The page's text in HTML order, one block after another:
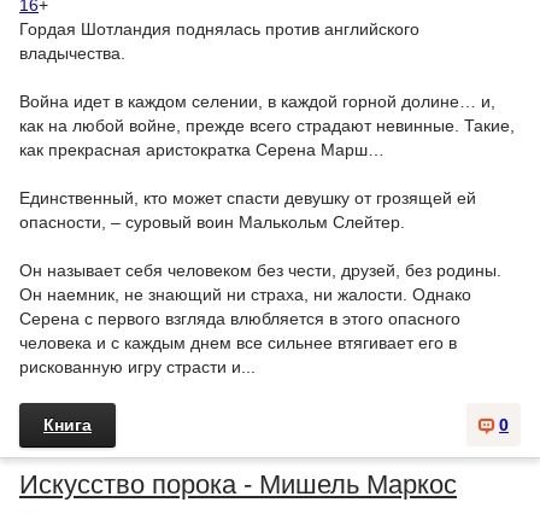
16+
Гордая Шотландия поднялась против английского
владычества.
Война идет в каждом селении, в каждой горной долине… и,
как на любой войне, прежде всего страдают невинные. Такие,
как прекрасная аристократка Серена Марш…
Единственный, кто может спасти девушку от грозящей ей
опасности, – суровый воин Малькольм Слейтер.
Он называет себя человеком без чести, друзей, без родины.
Он наемник, не знающий ни страха, ни жалости. Однако
Серена с первого взгляда влюбляется в этого опасного
человека и с каждым днем все сильнее втягивает его в
рискованную игру страсти и...
0
Книга
Искусство порока - Мишель Маркос